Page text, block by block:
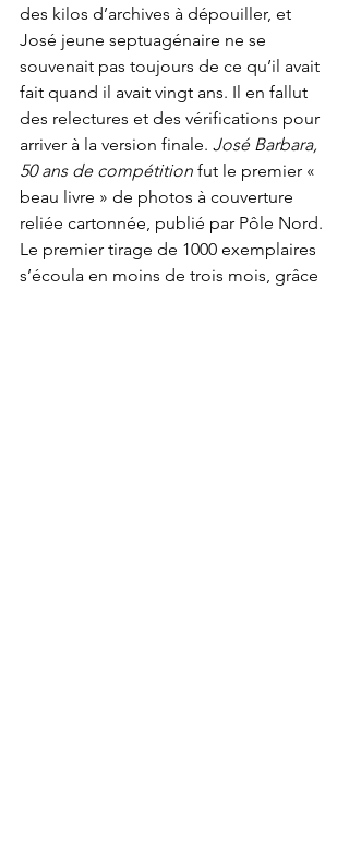
des kilos d’archives à dépouiller, et
José jeune septuagénaire ne se
souvenait pas toujours de ce qu’il avait
fait quand il avait vingt ans. Il en fallut
des relectures et des vérifications pour
arriver à la version finale. José Barbara,
50 ans de compétition fut le premier «
beau livre » de photos à couverture
reliée cartonnée, publié par Pôle Nord.
Le premier tirage de 1000 exemplaires
s’écoula en moins de trois mois, grâce